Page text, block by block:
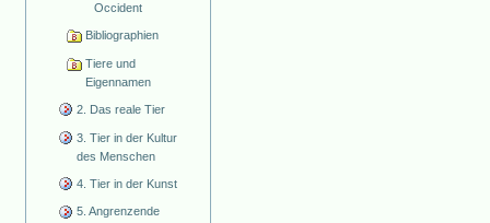
Occident
Bibliographien
Tiere und
Eigennamen
2. Das reale Tier
3. Tier in der Kultur
des Menschen
4. Tier in der Kunst
5. Angrenzende